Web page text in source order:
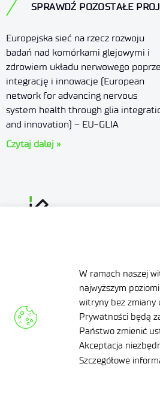
W ramach naszej
najwyższym
witryny bez zmiany
Prywatności będą
Państwo zmienić
Akceptacja
Szczegółowe
SPRAWDŹ POZOSTAŁE
Europejska sieć na rzecz rozwoju
badań nad komórkami glejowymi i
zdrowiem układu nerwowego
integrację i innowacje (European
network for advancing nervous
system health through glia
and innovation) – EU-GLIA
Czytaj dalej »
ul. Stabłowicka 147
54-066 Wrocław
sekretariat
+48 71 734 7777
NIP: 894 314 05 23